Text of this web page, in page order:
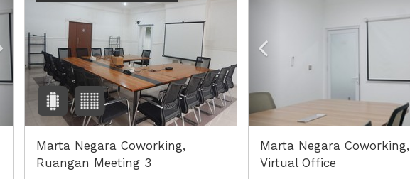
Marta Negara Coworking,
Ruangan Meeting 3
Marta Negara Coworking,
Virtual Office